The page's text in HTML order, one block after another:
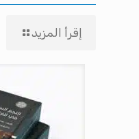
إقرأ المزيد